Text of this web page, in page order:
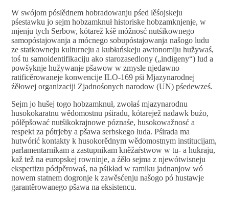
W swójom póslědnem hobradowanju pśed lěśojskeju
pśestawku jo sejm hobzamknuł historiske hobzamknjenje, w
mjenju tych Serbow, kótarež kśě móžnosć nutśikownego
samopóstajowanja a mócnego sobupóstajowanja našogo ludu
ze statkowneju kulturneju a kubłańskeju awtonomiju hužywaś,
toś tu samoidentifikaciju ako starozasedlony („indigeny“) lud a
powšyknje hužywanje pšawow w zmysle njedawno
ratificěrowaneje konwencije ILO-169 pśi Mjazynarodnej
źěłowej organizaciji Zjadnośonych narodow (UN) pśedewześ.
Sejm jo hušej togo hobzamknuł, zwołaś mjazynarodnu
husokokaratnu wědomostnu pśiradu, kótarejež nadawk buźo,
pólěpšować nutśikokrajnowe póznaśe, husokowažnosć a
respekt za pótrjeby a pšawa serbskego luda. Pśirada ma
hutwórić kontakty k husokorědnym wědomostnym institucijam,
parlamentarnikam a zastupnikam kněžaŕstwow w tu- a hukraju,
kaž tež na europskej rowninje, a źěło sejma z njewótwisneju
ekspertizu pódpěrowaś, na pśikład w ramiku jadnanjow wó
nowem statnem dogronje k zawěsćenju našogo pó hustawje
garantěrowanego pšawa na eksistencu.